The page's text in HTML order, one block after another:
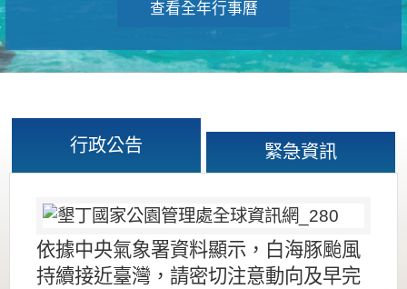
查看全年行事曆
行政公告 緊急資訊
依據中央氣象署資料顯示，白海豚颱風
持續接近臺灣，請密切注意動向及早完